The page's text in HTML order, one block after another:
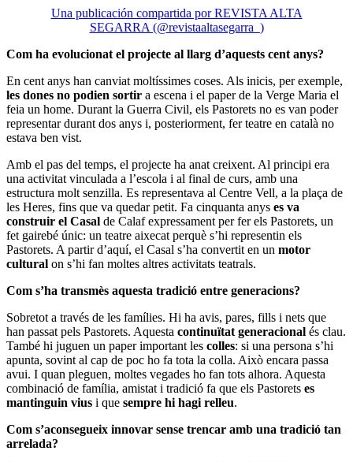
Una publicación compartida por REVISTA ALTA
SEGARRA (@revistaaltasegarra_)
Com ha evolucionat el projecte al llarg d’aquests cent anys?
En cent anys han canviat moltíssimes coses. Als inicis, per exemple,
les dones no podien sortir a escena i el paper de la Verge Maria el
feia un home. Durant la Guerra Civil, els Pastorets no es van poder
representar durant dos anys i, posteriorment, fer teatre en català no
estava ben vist.
Amb el pas del temps, el projecte ha anat creixent. Al principi era
una activitat vinculada a l’escola i al final de curs, amb una
estructura molt senzilla. Es representava al Centre Vell, a la plaça de
les Heres, fins que va quedar petit. Fa cinquanta anys es va
construir el Casal de Calaf expressament per fer els Pastorets, un
fet gairebé únic: un teatre aixecat perquè s’hi representin els
Pastorets. A partir d’aquí, el Casal s’ha convertit en un motor
cultural on s’hi fan moltes altres activitats teatrals.
Com s’ha transmès aquesta tradició entre generacions?
Sobretot a través de les famílies. Hi ha avis, pares, fills i nets que
han passat pels Pastorets. Aquesta continuïtat generacional és clau.
També hi juguen un paper important les colles: si una persona s’hi
apunta, sovint al cap de poc ho fa tota la colla. Això encara passa
avui. I quan pleguen, moltes vegades ho fan tots alhora. Aquesta
combinació de família, amistat i tradició fa que els Pastorets es
mantinguin vius i que sempre hi hagi relleu.
Com s’aconsegueix innovar sense trencar amb una tradició tan
arrelada?